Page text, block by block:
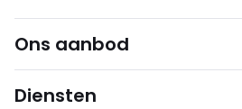
Ons aanbod
Diensten